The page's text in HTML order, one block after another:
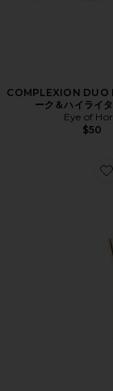
COMPLEXION DUO
ーク＆ハイライ
Eye of
$50